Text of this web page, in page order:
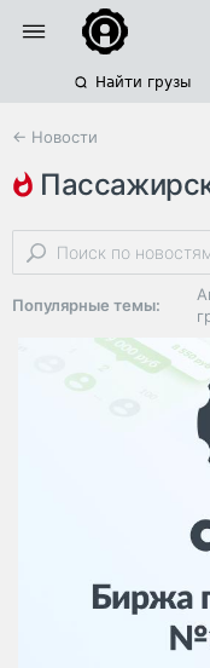
Найти грузы
← Новости
пассажирские
режим труда и отдыха
Популярные темы: